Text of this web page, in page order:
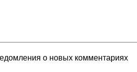
о новых комментариях